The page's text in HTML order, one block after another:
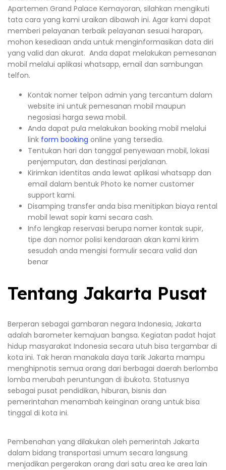
Apartemen Grand Palace Kemayoran, silahkan mengikuti
tata cara yang kami uraikan dibawah ini. Agar kami dapat
memberi pelayanan terbaik pelayanan sesuai harapan,
mohon kesediaan anda untuk menginformasikan data diri
yang valid dan akurat. Anda dapat melakukan pemesanan
mobil melalui aplikasi whatsapp, email dan sambungan
telfon.
Kontak nomer telpon admin yang tercantum dalam
website ini untuk pemesanan mobil maupun
negosiasi harga sewa mobil.
Anda dapat pula melakukan booking mobil melalui
link form booking online yang tersedia.
Tentukan hari dan tanggal penyewaan mobil, lokasi
penjemputan, dan destinasi perjalanan.
Kirimkan identitas anda lewat aplikasi whatsapp dan
email dalam bentuk Photo ke nomer customer
support kami.
Disamping transfer anda bisa menitipkan biaya rental
mobil lewat sopir kami secara cash.
Info lengkap reservasi berupa nomer kontak supir,
tipe dan nomor polisi kendaraan akan kami kirim
sesudah anda mengisi formulir secara valid dan
benar
Tentang Jakarta Pusat
Berperan sebagai gambaran negara Indonesia, Jakarta
adalah barometer kemajuan bangsa. Kegiatan padat hajat
hidup masyarakat Indonesia secara utuh bisa tergambar di
kota ini. Tak heran manakala daya tarik Jakarta mampu
menghipnotis semua orang dari berbagai daerah berlomba
lomba merubah peruntungan di ibukota. Statusnya
sebagai pusat pendidikan, hiburan, bisnis dan
pemerintahan menambah keinginan orang untuk bisa
tinggal di kota ini.
Pembenahan yang dilakukan oleh pemerintah Jakarta
dalam bidang transportasi umum secara langsung
menjadikan pergerakan orang dari satu area ke area lain